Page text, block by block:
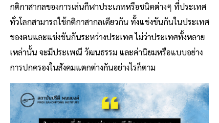
กติกาสากลของการเล่นกีฬาประเภทหรือชนิดต่างๆ ที่ประเทศ
ทั่วโลกสามารถใช้กติกาสากลเดียวกัน ทั้งแข่งขันกันในประเทศ
ของตนและแข่งขันกันระหว่างประเทศ ไม่ว่าประเทศทั้งหลาย
เหล่านั้น จะมีประเพณี วัฒนธรรม และค่านิยมหรือแบบอย่าง
การปกครองในสังคมแตกต่างกันอย่างไรก็ตาม